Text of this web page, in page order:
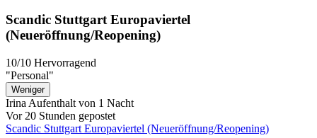
Scandic Stuttgart Europaviertel
(Neueröffnung/Reopening)
10/10 Hervorragend
"Personal"
Weniger
Irina Aufenthalt von 1 Nacht
Vor 20 Stunden gepostet
Scandic Stuttgart Europaviertel (Neueröffnung/Reopening)